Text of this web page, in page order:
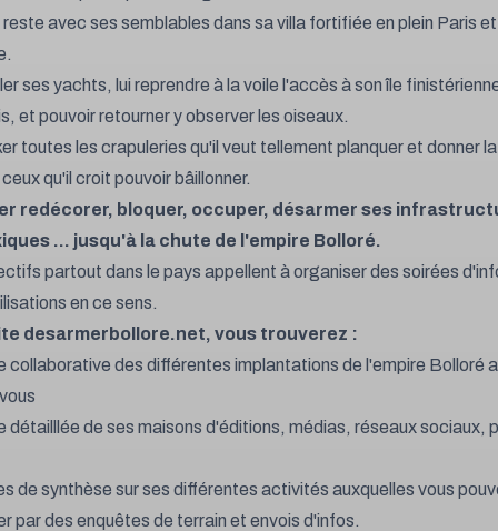
reste avec ses semblables dans sa villa fortifiée en plein Paris
ses yachts, lui reprendre à la voile l'accès à son île
et pouvoir retourner y observer les oiseaux.
toutes les crapuleries qu'il veut tellement planquer et donner
qu'il croit pouvoir bâillonner.
redécorer, bloquer, occuper, désarmer ses
... jusqu'à la chute de l'empire Bolloré.
partout dans le pays appellent à organiser des soirées
en ce sens.
desarmerbollore.net, vous trouverez :
collaborative des différentes implantations de l'empire Bolloré
détailllée de ses maisons d'éditions, médias, réseaux sociaux,
de synthèse sur ses différentes activités auxquelles vous
par des enquêtes de terrain et envois d'infos.